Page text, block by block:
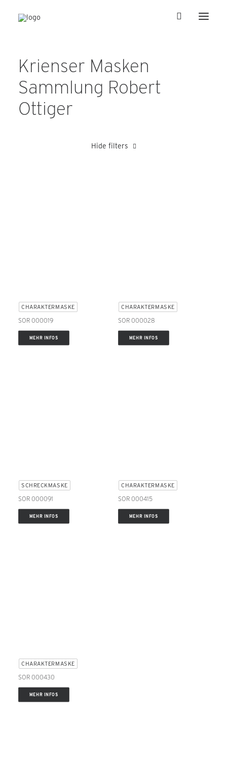
Krienser Masken
Sammlung Robert
Ottiger
Hide filters
CHARAKTERMASKE
SOR 000019
MEHR INFOS
CHARAKTERMASKE
SOR 000028
MEHR INFOS
SCHRECKMASKE
SOR 000091
MEHR INFOS
CHARAKTERMASKE
SOR 000415
MEHR INFOS
CHARAKTERMASKE
SOR 000430
MEHR INFOS